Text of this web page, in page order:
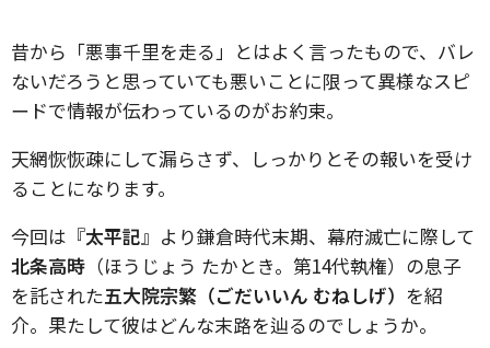
昔から「悪事千里を走る」とはよく言ったもので、バレ
ないだろうと思っていても悪いことに限って異様なスピ
ードで情報が伝わっているのがお約束。
天網恢恢疎にして漏らさず、しっかりとその報いを受け
ることになります。
今回は『太平記』より鎌倉時代末期、幕府滅亡に際して
北条高時 （ほうじょう たかとき。第14代執権）の息子
を託された五大院宗繁（ごだいいん むねしげ） を紹
介。果たして彼はどんな末路を辿るのでしょうか。